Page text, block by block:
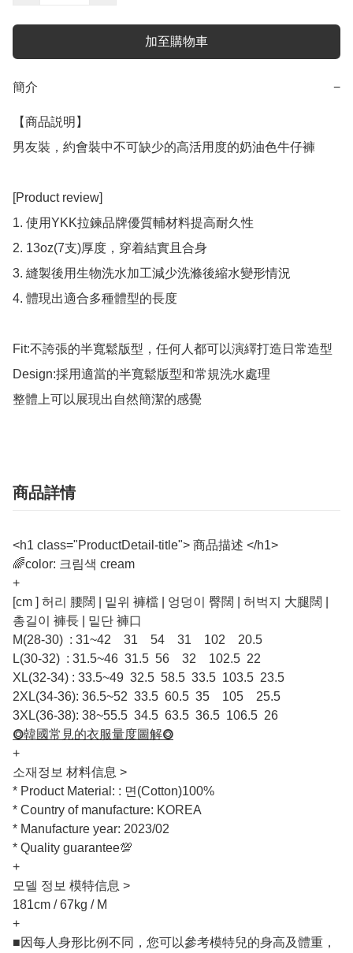
加至購物車
簡介 −
【商品説明】
男友裝，約會裝中不可缺少的高活用度的奶油色牛仔褲
[Product review]
1. 使用YKK拉鍊品牌優質輔材料提高耐久性
2. 13oz(7支)厚度，穿着結實且合身
3. 縫製後用生物洗水加工減少洗滌後縮水變形情況
4. 體現出適合多種體型的長度
Fit:不誇張的半寬鬆版型，任何人都可以演繹打造日常造型
Design:採用適當的半寬鬆版型和常規洗水處理
整體上可以展現出自然簡潔的感覺
商品詳情
<h1 class="ProductDetail-title"> 商品描述 </h1>
🌈color: 크림색 cream
+
[cm ] 허리 腰闊 | 밑위 褲檔 | 엉덩이 臀闊 | 허벅지 大腿闊 |
총길이 褲長 | 밑단 褲口
M(28-30) : 31~42 31 54 31 102 20.5
L(30-32) : 31.5~46 31.5 56 32 102.5 22
XL(32-34) : 33.5~49 32.5 58.5 33.5 103.5 23.5
2XL(34-36): 36.5~52 33.5 60.5 35 105 25.5
3XL(36-38): 38~55.5 34.5 63.5 36.5 106.5 26
⭗韓國常見的衣服量度圖解⭗
+
소재정보 材料信息 >
* Product Material: : 면(Cotton)100%
* Country of manufacture: KOREA
* Manufacture year: 2023/02
* Quality guarantee💯
+
모델 정보 模特信息 >
181cm / 67kg / M
+
■因每人身形比例不同，您可以參考模特兒的身高及體重，